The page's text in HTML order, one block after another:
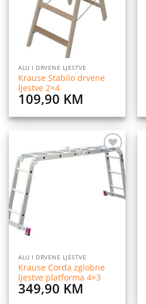
ALU I DRVENE LJESTVE
Krause Stabilo drvene
ljestve 2×4
109,90 KM
Dodaj
na
listu
želja
ALU I DRVENE LJESTVE
Krause Corda zglobne
ljestve platforma 4×3
349,90 KM